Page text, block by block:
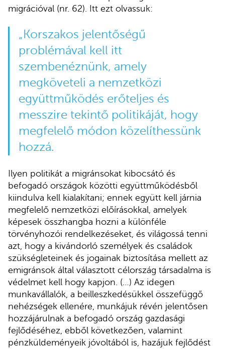
migrációval (nr. 62). Itt ezt olvassuk:
„Korszakos jelentőségű
problémával kell itt
szembenéznünk, amely
megköveteli a nemzetközi
együttműködés erőteljes és
messzire tekintő politikáját, hogy
megfelelő módon közelíthessünk
hozzá.
Ilyen politikát a migránsokat kibocsátó és
befogadó országok közötti együttműködésből
kiindulva kell kialakítani; ennek együtt kell járnia
megfelelő nemzetközi előírásokkal, amelyek
képesek összhangba hozni a különféle
törvényhozói rendelkezéseket, és világossá tenni
azt, hogy a kivándorló személyek és családok
szükségleteinek és jogainak biztosítása mellett az
emigránsok által választott célország társadalma is
védelmet kell hogy kapjon. (…) Az idegen
munkavállalók, a beilleszkedésükkel összefüggő
nehézségek ellenére, munkájuk révén jelentősen
hozzájárulnak a befogadó ország gazdasági
fejlődéséhez, ebből következően, valamint
pénzküldeményeik jóvoltából is, hazájuk fejlődést